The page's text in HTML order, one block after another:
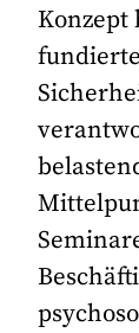
Konzept